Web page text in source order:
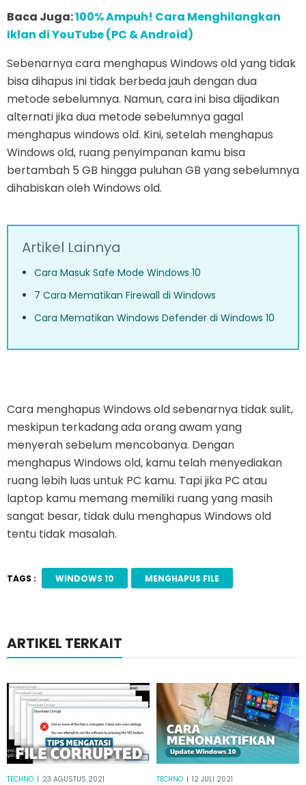
Baca Juga:100% Ampuh! Cara Menghilangkan
Iklan di YouTube (PC & Android)
Sebenarnya cara menghapus Windows old yang tidak
bisa dihapus ini tidak berbeda jauh dengan dua
metode sebelumnya. Namun, cara ini bisa dijadikan
alternati jika dua metode sebelumnya gagal
menghapus windows old. Kini, setelah menghapus
Windows old, ruang penyimpanan kamu bisa
bertambah 5 GB hingga puluhan GB yang sebelumnya
dihabiskan oleh Windows old.
Artikel Lainnya
Cara Masuk Safe Mode Windows 10
7 Cara Mematikan Firewall di Windows
Cara Mematikan Windows Defender di Windows 10
Cara menghapus Windows old sebenarnya tidak sulit,
meskipun terkadang ada orang awam yang
menyerah sebelum mencobanya. Dengan
menghapus Windows old, kamu telah menyediakan
ruang lebih luas untuk PC kamu. Tapi jika PC atau
laptop kamu memang memiliki ruang yang masih
sangat besar, tidak dulu menghapus Windows old
tentu tidak masalah.
TAGS : WINDOWS 10 MENGHAPUS FILE
ARTIKEL TERKAIT
TECHNO | 23 AGUSTUS 2021 TECHNO | 12 JULI 2021